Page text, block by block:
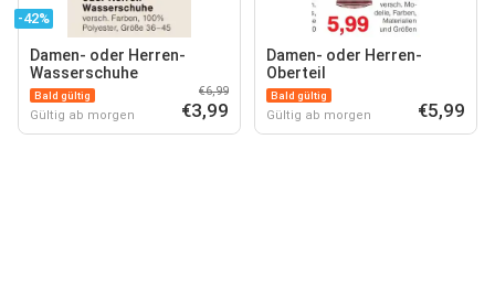
-42%
Damen- oder Herren-
Wasserschuhe
Bald gültig
Gültig ab morgen
€6,99
€3,99
Damen- oder Herren-
Oberteil
Bald gültig
Gültig ab morgen €5,99